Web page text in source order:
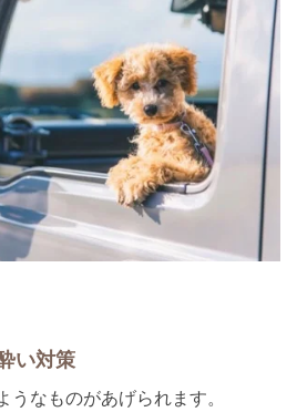
い対策
なものがあげられます。